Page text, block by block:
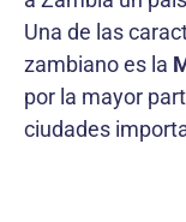
Una de las
zambiano es la
por la mayor
ciudades